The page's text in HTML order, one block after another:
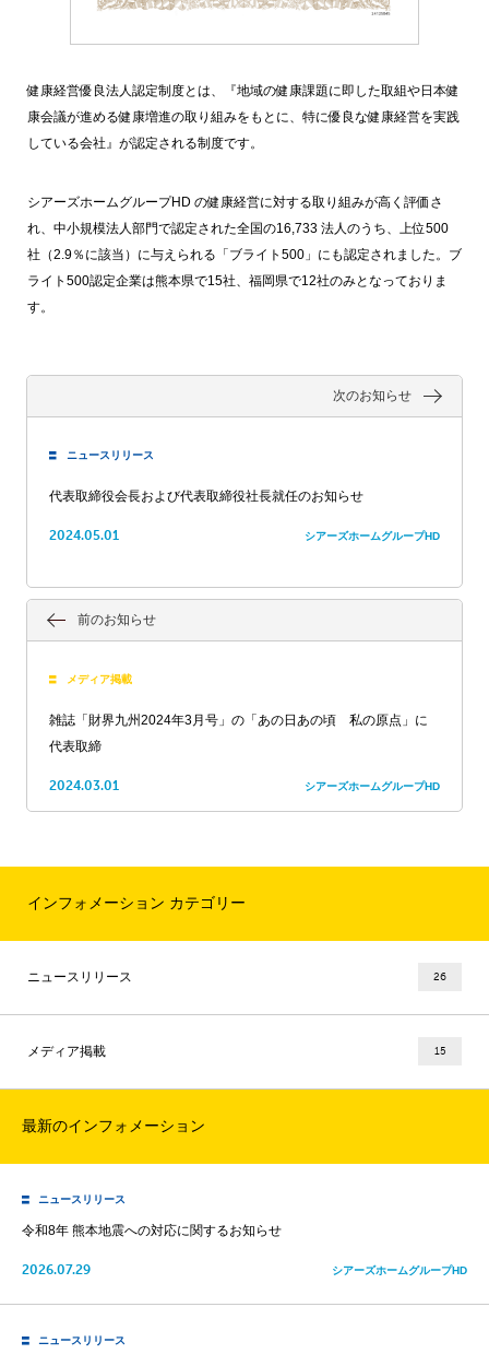
健康経営優良法人認定制度とは、『地域の健康課題に即した取組や日本健
康会議が進める健康増進の取り組みをもとに、特に優良な健康経営を実践
している会社』が認定される制度です。
シアーズホームグループHD の健康経営に対する取り組みが高く評価さ
れ、中小規模法人部門で認定された全国の16,733 法人のうち、上位500
社（2.9％に該当）に与えられる「ブライト500」にも認定されました。ブ
ライト500認定企業は熊本県で15社、福岡県で12社のみとなっておりま
す。
次のお知らせ
ニュースリリース
代表取締役会長および代表取締役社長就任のお知らせ
2024.05.01 シアーズホームグループHD
前のお知らせ
メディア掲載
雑誌「財界九州2024年3月号」の「あの日あの頃 私の原点」に
代表取締
2024.03.01 シアーズホームグループHD
インフォメーション カテゴリー
ニュースリリース 26
メディア掲載 15
最新のインフォメーション
ニュースリリース
令和8年 熊本地震への対応に関するお知らせ
2026.07.29 シアーズホームグループHD
ニュースリリース